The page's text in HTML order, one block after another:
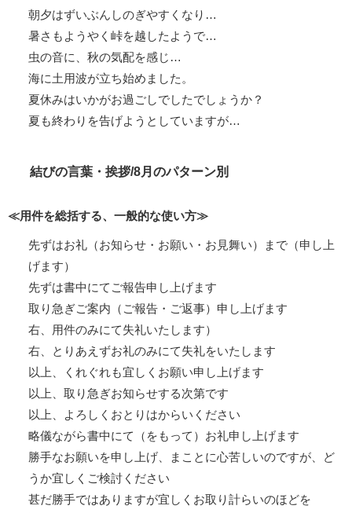
朝夕はずいぶんしのぎやすくなり…
暑さもようやく峠を越したようで…
虫の音に、秋の気配を感じ…
海に土用波が立ち始めました。
夏休みはいかがお過ごしでしたでしょうか？
夏も終わりを告げようとしていますが…
結びの言葉・挨拶/8月のパターン別
≪用件を総括する、一般的な使い方≫
先ずはお礼（お知らせ・お願い・お見舞い）まで（申し上
げます）
先ずは書中にてご報告申し上げます
取り急ぎご案内（ご報告・ご返事）申し上げます
右、用件のみにて失礼いたします）
右、とりあえずお礼のみにて失礼をいたします
以上、くれぐれも宜しくお願い申し上げます
以上、取り急ぎお知らせする次第です
以上、よろしくおとりはからいください
略儀ながら書中にて（をもって）お礼申し上げます
勝手なお願いを申し上げ、まことに心苦しいのですが、ど
うか宜しくご検討ください
甚だ勝手ではありますが宜しくお取り計らいのほどを